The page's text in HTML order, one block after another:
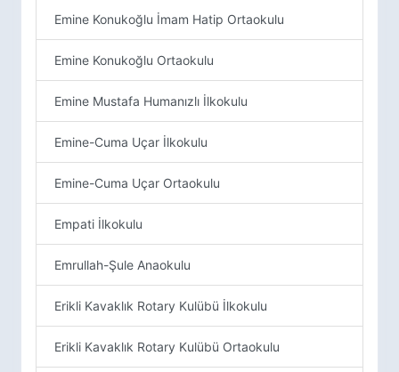
Emine Konukoğlu İmam Hatip Ortaokulu
Emine Konukoğlu Ortaokulu
Emine Mustafa Humanızlı İlkokulu
Emine-Cuma Uçar İlkokulu
Emine-Cuma Uçar Ortaokulu
Empati İlkokulu
Emrullah-Şule Anaokulu
Erikli Kavaklık Rotary Kulübü İlkokulu
Erikli Kavaklık Rotary Kulübü Ortaokulu